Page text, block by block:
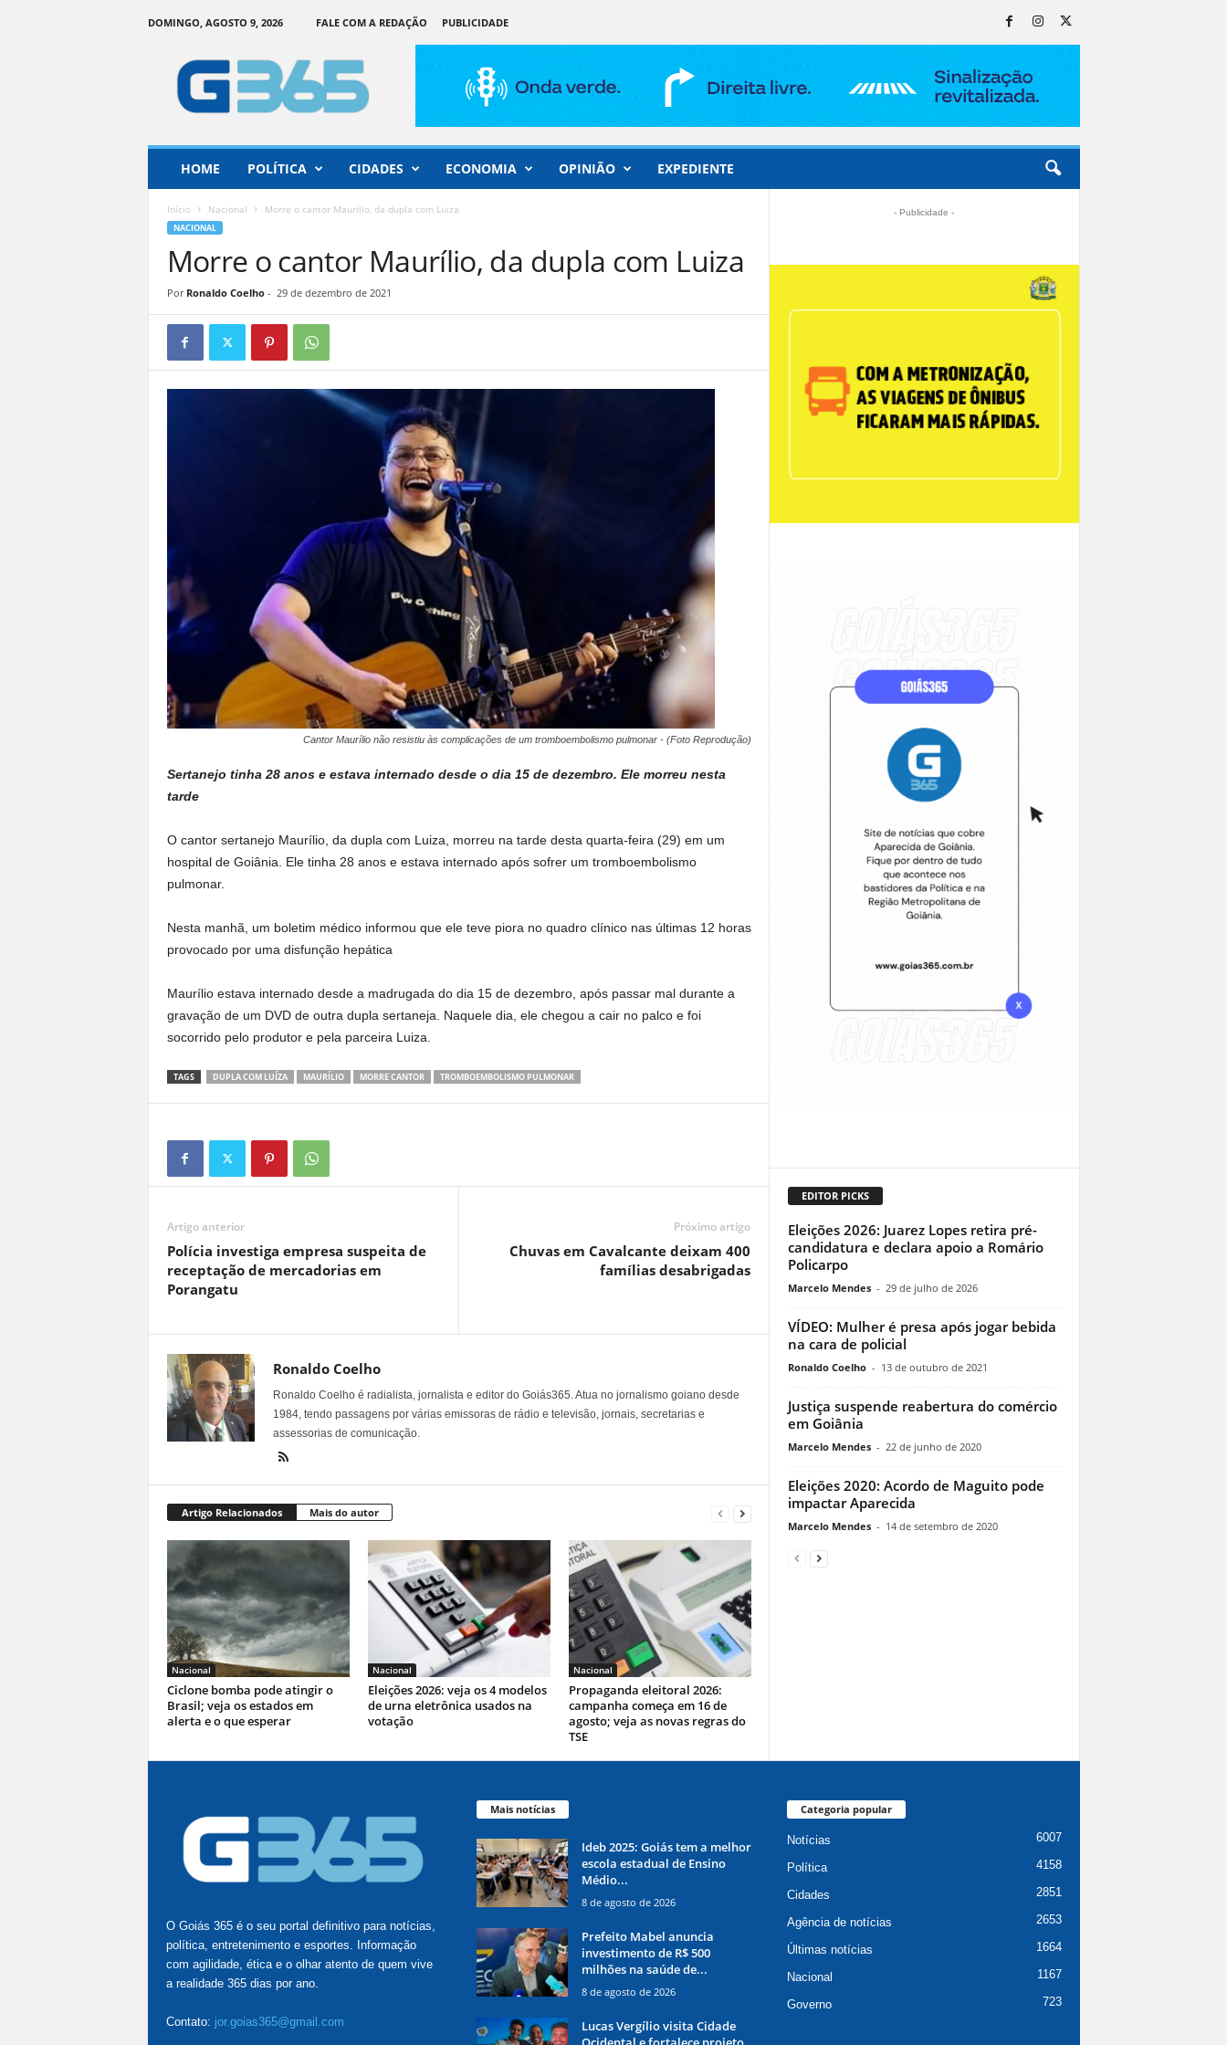
DOMINGO, AGOSTO 9, 2026 FALE COM A REDAÇÃO
PUBLICIDADE
m
ã
HOME POLÍTICA CIDADES ECONOMIA OPINIÃO EXPEDIENTE
Início Nacional Morre o cantor Maurílio, da dupla com Luiza
NACIONAL
Morre o cantor Maurílio, da dupla com Luiza
Por Ronaldo Coelho- 29 de dezembro de 2021
Cantor Maurílio não resistiu às complicações de um tromboembolismo pulmonar - (Foto Reprodução)
Sertanejo tinha 28 anos e estava internado desde o dia 15 de dezembro. Ele morreu nesta
tarde
O cantor sertanejo Maurílio, da dupla com Luiza, morreu na tarde desta quarta-feira (29) em um
hospital de Goiânia. Ele tinha 28 anos e estava internado após sofrer um tromboembolismo
pulmonar.
Nesta manhã, um boletim médico informou que ele teve piora no quadro clínico nas últimas 12 horas
provocado por uma disfunção hepática
Maurílio estava internado desde a madrugada do dia 15 de dezembro, após passar mal durante a
gravação de um DVD de outra dupla sertaneja. Naquele dia, ele chegou a cair no palco e foi
socorrido pelo produtor e pela parceira Luiza.
TAGS DUPLA COM LUÍZA MAURÍLIO MORRE CANTOR TROMBOEMBOLISMO PULMONAR
Artigo anterior
Polícia investiga empresa suspeita de
receptação de mercadorias em
Porangatu
Próximo artigo
Chuvas em Cavalcante deixam 400
famílias desabrigadas
Ronaldo Coelho
Ronaldo Coelho é radialista, jornalista e editor do Goiás365. Atua no jornalismo goiano desde
1984, tendo passagens por várias emissoras de rádio e televisão, jornais, secretarias e
assessorias de comunicação.
Artigo Relacionados Mais do autor
Nacional
Ciclone bomba pode atingir o
Brasil; veja os estados em
alerta e o que esperar
Nacional
Eleições 2026: veja os 4 modelos
de urna eletrônica usados na
votação
Nacional
Propaganda eleitoral 2026:
campanha começa em 16 de
agosto; veja as novas regras do
TSE
- Publicidade -
EDITOR PICKS
Eleições 2026: Juarez Lopes retira pré-
candidatura e declara apoio a Romário
Policarpo
Marcelo Mendes - 29 de julho de 2026
VÍDEO: Mulher é presa após jogar bebida
na cara de policial
Ronaldo Coelho - 13 de outubro de 2021
Justiça suspende reabertura do comércio
em Goiânia
Marcelo Mendes - 22 de junho de 2020
Eleições 2020: Acordo de Maguito pode
impactar Aparecida
Marcelo Mendes - 14 de setembro de 2020
O Goiás 365 é o seu portal definitivo para notícias,
política, entretenimento e esportes. Informação
com agilidade, ética e o olhar atento de quem vive
a realidade 365 dias por ano.
Contato: jor.goias365@gmail.com
Mais notícias
Ideb 2025: Goiás tem a melhor
escola estadual de Ensino
Médio...
8 de agosto de 2026
Prefeito Mabel anuncia
investimento de R$ 500
milhões na saúde de...
8 de agosto de 2026
Lucas Vergílio visita Cidade
Categoria popular
Notícias 6007
Política 4158
Cidades 2851
Agência de notícias 2653
Últimas notícias 1664
Nacional 1167
Governo 723